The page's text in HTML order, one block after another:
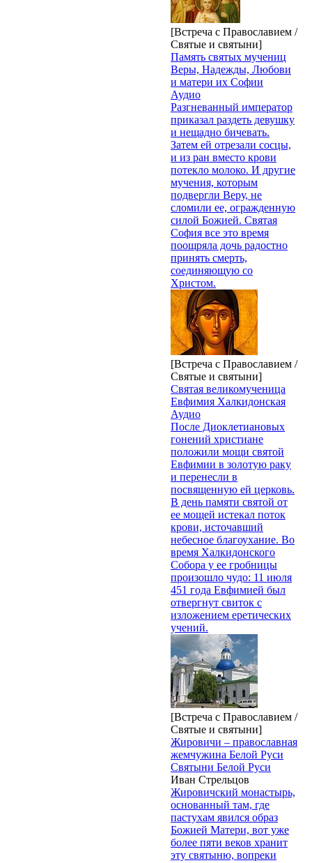
[Встреча с Православием /
Святые и святыни]
Память святых мучениц
Веры, Надежды, Любови
и матери их Софии
Аудио
Разгневанный император
приказал раздеть девушку
и нещадно бичевать.
Затем ей отрезали сосцы,
и из ран вместо крови
потекло молоко. И другие
мучения, которым
подвергли Веру, не
сломили ее, огражденную
силой Божией. Святая
София все это время
поощряла дочь радостно
принять смерть,
соединяющую со
Христом.
[Встреча с Православием /
Святые и святыни]
Святая великомученица
Евфимия Халкидонская
Аудио
После Диоклетиановых
гонений христиане
положили мощи святой
Евфимии в золотую раку
и перенесли в
посвященную ей церковь.
В день памяти святой от
ее мощей истекал поток
крови, источавший
небесное благоухание. Во
время Халкидонского
Собора у ее гробницы
произошло чудо: 11 июля
451 года Евфимией был
отвергнут свиток с
изложением еретических
учений.
[Встреча с Православием /
Святые и святыни]
Жировичи – православная
жемчужина Белой Руси
Святыни Белой Руси
Иван Стрельцов
Жировичский монастырь,
основанный там, где
пастухам явился образ
Божией Матери, вот уже
более пяти веков хранит
эту святыню, вопреки